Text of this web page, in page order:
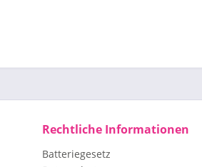
Rechtliche Informationen
Batteriegesetz